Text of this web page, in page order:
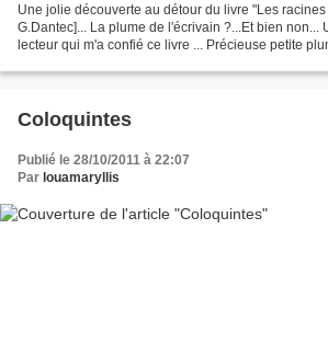
Une jolie découverte au détour du livre "Les
G.Dantec]... La plume de l'écrivain ?...Et bien non...
lecteur qui m'a confié ce livre ... Précieuse petite
Coloquintes
Publié le 28/10/2011 à 22:07
Par louamaryllis